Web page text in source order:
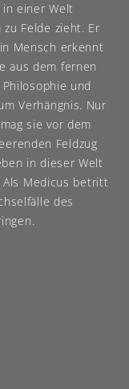
in einer Welt
Felde zieht. Er
Mensch erkennt
aus dem fernen
und
Verhängnis. Nur
sie vor dem
Feldzug
in dieser Welt
Als Medicus betritt
des